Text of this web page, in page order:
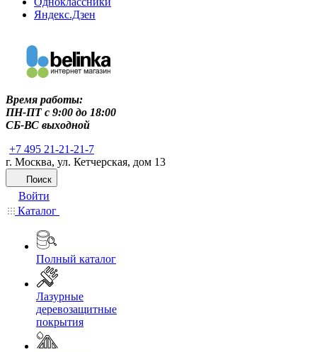
Яндекс.Дзен
Время работы:
ПН-ПТ c 9:00 до 18:00
СБ-ВС выходной
+7 495 21-21-21-7
г. Москва, ул. Кетчерская, дом 13
Поиск
Войти
Каталог
Полный каталог
Лазурные
деревозащитные
покрытия